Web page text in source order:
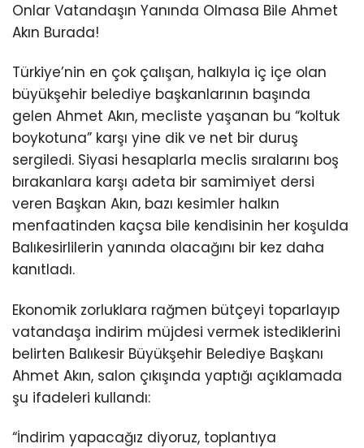
Onlar Vatandaşın Yanında Olmasa Bile Ahmet
Akın Burada!
Türkiye’nin en çok çalışan, halkıyla iç içe olan
büyükşehir belediye başkanlarının başında
gelen Ahmet Akın, mecliste yaşanan bu “koltuk
boykotuna” karşı yine dik ve net bir duruş
sergiledi. Siyasi hesaplarla meclis sıralarını boş
bırakanlara karşı adeta bir samimiyet dersi
veren Başkan Akın, bazı kesimler halkın
menfaatinden kaçsa bile kendisinin her koşulda
Balıkesirlilerin yanında olacağını bir kez daha
kanıtladı.
Ekonomik zorluklara rağmen bütçeyi toparlayıp
vatandaşa indirim müjdesi vermek istediklerini
belirten Balıkesir Büyükşehir Belediye Başkanı
Ahmet Akın, salon çıkışında yaptığı açıklamada
şu ifadeleri kullandı:
“İndirim yapacağız diyoruz, toplantıya